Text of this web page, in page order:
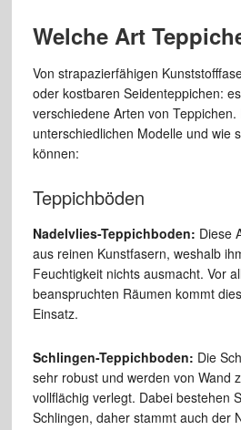
Welche Art
Von strapazierfähigen
oder kostbaren Seidenteppichen:
verschiedene Arten von
unterschiedlichen Modelle und wie
können:
Teppichböden
Nadelvlies-Teppichboden: Diese
aus reinen Kunstfasern, weshalb
Feuchtigkeit nichts ausmacht. Vor
beanspruchten Räumen kommt
Einsatz.
Schlingen-Teppichboden: Die
sehr robust und werden von Wand
vollflächig verlegt. Dabei bestehen
Schlingen, daher stammt auch der